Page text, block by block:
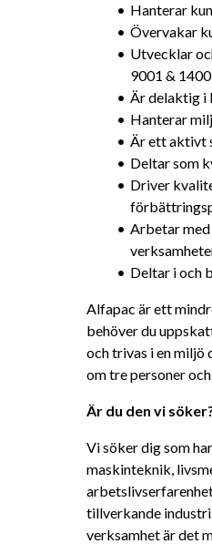
Hanterar
Övervakar
Utvecklar
9001 &
Är delaktig i
Hanterar
Är ett aktivt
Deltar som
Driver
Arbetar
Deltar i och
Alfapac är ett
behöver du
och trivas i en miljö
om tre personer
Är du den vi
Vi söker dig som
maskinteknik,
tillverkande
verksamhet är det